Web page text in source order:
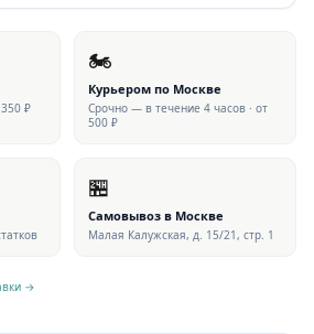
₽
🏍
Курьером по Москве
Срочно — в течение 4 часов · от
500 ₽
🏪
Самовывоз в Москве
Малая Калужская, д. 15/21, стр. 1
→